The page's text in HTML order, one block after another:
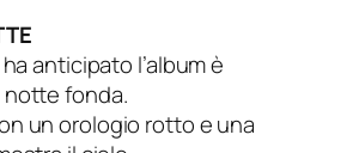
anticipato l’album è
fonda.
un orologio rotto e una